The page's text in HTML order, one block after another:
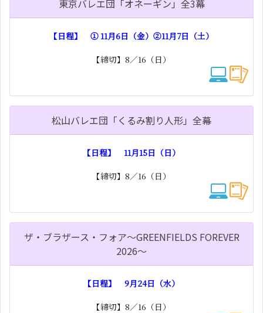
東京バレエ団「オネーギン」全3幕
【日程】 ① 11月6日（金）②11月7日（土）
【締切】8／16（日）
松山バレエ団「くるみ割り人形」全幕
【日程】 11月15日（日）
【締切】8／16（日）
ザ・ブラザース・フォア～GREENFIELDS FOREVER
2026～
【日程】 9月24日（水）
【締切】8／16（日）